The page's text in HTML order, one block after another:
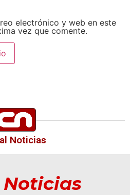
electrónico y web en este
vez que comente.
Noticias
Noticias